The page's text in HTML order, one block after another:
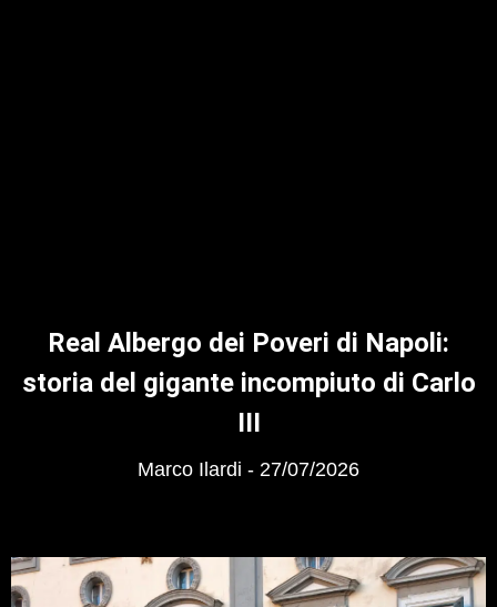
Real Albergo dei Poveri di Napoli:
storia del gigante incompiuto di Carlo
III
Marco Ilardi 27/07/2026